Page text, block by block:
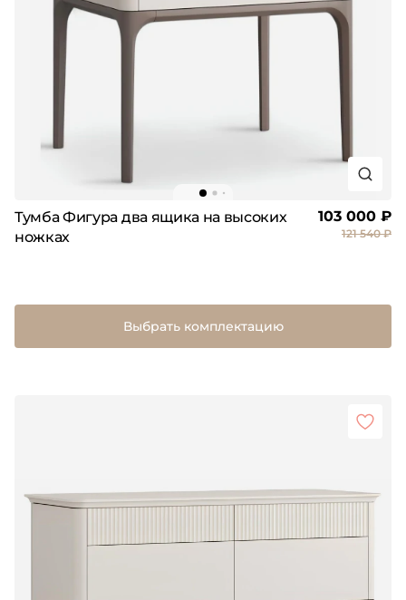
Тумба Фигура два ящика на высоких
ножках
103 000 ₽
121 540 ₽
Выбрать комплектацию